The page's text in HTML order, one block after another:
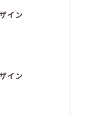
イン
イン